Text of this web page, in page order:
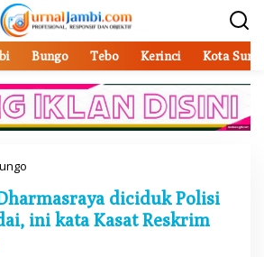
Bungo Tebo Kerinci Kota
B
o
s
diciduk Polisi
ini kata Kasat Reskrim